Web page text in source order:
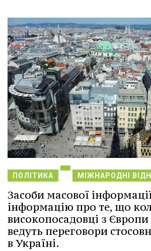
ПОЛІТИКА МІЖНАРОДНІ
Засоби масової
інформацію про те, що
високопосадовці з Європи
ведуть переговори
в Україні.